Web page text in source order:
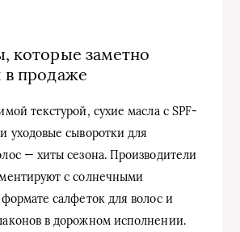
которые заметно
продаже
текстурой, сухие масла с SPF-
уходовые сыворотки для
— хиты сезона. Производители
с солнечными
салфеток для волос и
в дорожном исполнении.